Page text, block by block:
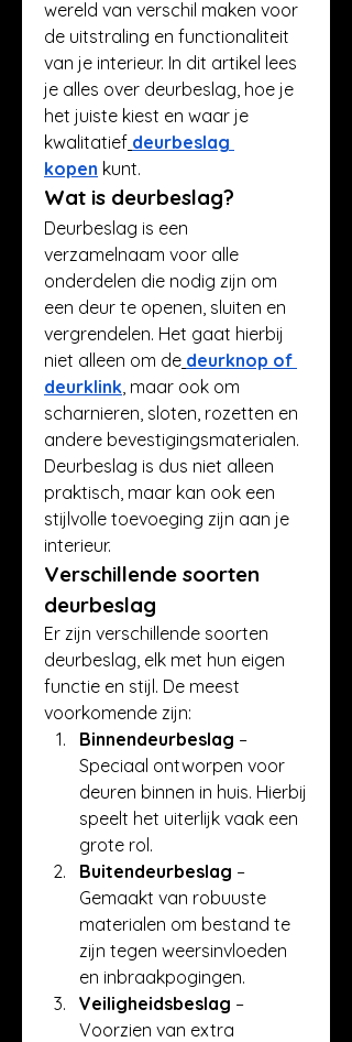
wereld van verschil maken voor
de uitstraling en functionaliteit
van je interieur. In dit artikel lees
je alles over deurbeslag, hoe je
het juiste kiest en waar je
kwalitatief deurbeslag
kopen kunt.
Wat is deurbeslag?
Deurbeslag is een
verzamelnaam voor alle
onderdelen die nodig zijn om
een deur te openen, sluiten en
vergrendelen. Het gaat hierbij
niet alleen om de deurknop of
deurklink, maar ook om
scharnieren, sloten, rozetten en
andere bevestigingsmaterialen.
Deurbeslag is dus niet alleen
praktisch, maar kan ook een
stijlvolle toevoeging zijn aan je
interieur.
Verschillende soorten
deurbeslag
Er zijn verschillende soorten
deurbeslag, elk met hun eigen
functie en stijl. De meest
voorkomende zijn:
Binnendeurbeslag –
Speciaal ontworpen voor
deuren binnen in huis. Hierbij
speelt het uiterlijk vaak een
grote rol.
Buitendeurbeslag –
Gemaakt van robuuste
materialen om bestand te
zijn tegen weersinvloeden
en inbraakpogingen.
Veiligheidsbeslag –
Voorzien van extra